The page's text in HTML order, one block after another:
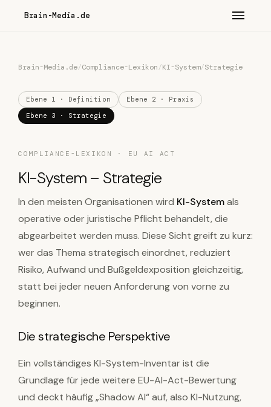
Brain-Media.de
Brain-Media.de/Compliance-Lexikon/KI-System/Strategie
Ebene 1 · Definition
Ebene 2 · Praxis
Ebene 3 · Strategie
COMPLIANCE-LEXIKON · EU AI ACT
KI-System – Strategie
In den meisten Organisationen wird KI-Systemals
operative oder juristische Pflicht behandelt, die
abgearbeitet werden muss. Diese Sicht greift zu kurz:
wer das Thema strategisch einordnet, reduziert
Risiko, Aufwand und Bußgeldexposition gleichzeitig,
statt bei jeder neuen Anforderung von vorne zu
beginnen.
Die strategische Perspektive
Ein vollständiges KI-System-Inventar ist die
Grundlage für jede weitere EU-AI-Act-Bewertung
und deckt häufig „Shadow AI“ auf, also KI-Nutzung,